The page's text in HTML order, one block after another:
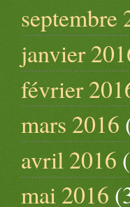
septembre
janvier
février
mars 2016
avril 2016
mai 2016